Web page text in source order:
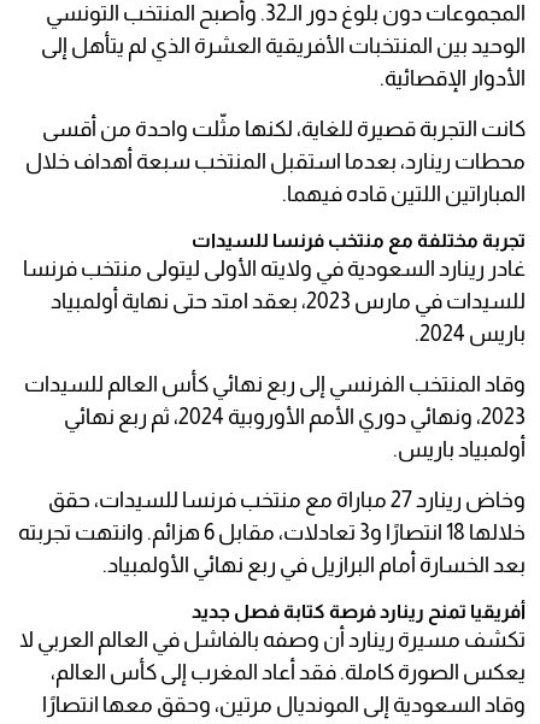
المجموعات دون بلوغ دور الـ32. وأصبح المنتخب التونسي
الوحيد بين المنتخبات الأفريقية العشرة الذي لم يتأهل إلى
الأدوار الإقصائية.
كانت التجربة قصيرة للغاية، لكنها مثّلت واحدة من أقسى
محطات رينارد، بعدما استقبل المنتخب سبعة أهداف خلال
المباراتين اللتين قاده فيهما.
تجربة مختلفة مع منتخب فرنسا للسيدات
غادر رينارد السعودية في ولايته الأولى ليتولى منتخب فرنسا
للسيدات في مارس 2023، بعقد امتد حتى نهاية أولمبياد
باريس 2024.
وقاد المنتخب الفرنسي إلى ربع نهائي كأس العالم للسيدات
2023، ونهائي دوري الأمم الأوروبية 2024، ثم ربع نهائي
أولمبياد باريس.
وخاض رينارد 27 مباراة مع منتخب فرنسا للسيدات، حقق
خلالها 18 انتصارًا و3 تعادلات، مقابل 6 هزائم. وانتهت تجربته
بعد الخسارة أمام البرازيل في ربع نهائي الأولمبياد.
أفريقيا تمنح رينارد فرصة كتابة فصل جديد
تكشف مسيرة رينارد أن وصفه بالفاشل في العالم العربي لا
يعكس الصورة كاملة. فقد أعاد المغرب إلى كأس العالم،
وقاد السعودية إلى المونديال مرتين، وحقق معها انتصارًا